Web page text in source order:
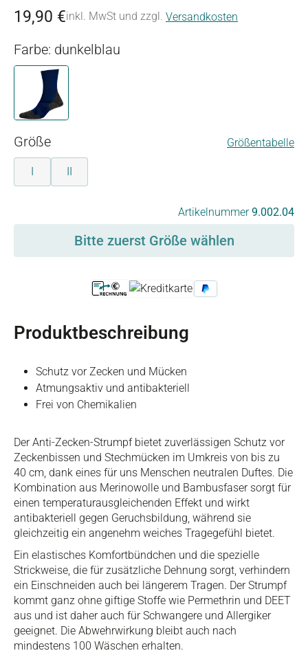
19,90 €inkl. MwSt und zzgl. Versandkosten
Farbe: dunkelblau
dunkelblau
Größeauswählen Größentabelle
I II
Artikelnummer9.002.04
Bitte zuerst Größe wählen
Produktbeschreibung
Schutz vor Zecken und Mücken
Atmungsaktiv und antibakteriell
Frei von Chemikalien
Der Anti-Zecken-Strumpf bietet zuverlässigen Schutz vor
Zeckenbissen und Stechmücken im Umkreis von bis zu
40 cm, dank eines für uns Menschen neutralen Duftes. Die
Kombination aus Merinowolle und Bambusfaser sorgt für
einen temperaturausgleichenden Effekt und wirkt
antibakteriell gegen Geruchsbildung, während sie
gleichzeitig ein angenehm weiches Tragegefühl bietet.
Ein elastisches Komfortbündchen und die spezielle
Strickweise, die für zusätzliche Dehnung sorgt, verhindern
ein Einschneiden auch bei längerem Tragen. Der Strumpf
kommt ganz ohne giftige Stoffe wie Permethrin und DEET
aus und ist daher auch für Schwangere und Allergiker
geeignet. Die Abwehrwirkung bleibt auch nach
mindestens 100 Wäschen erhalten.